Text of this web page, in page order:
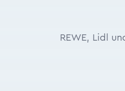
REWE, Lidl